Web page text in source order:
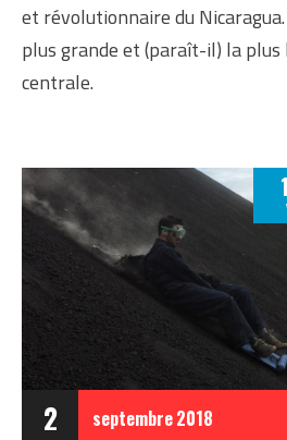
et révolutionnaire du
plus grande et (paraît-il) la plus
centrale.
2 septembre2018